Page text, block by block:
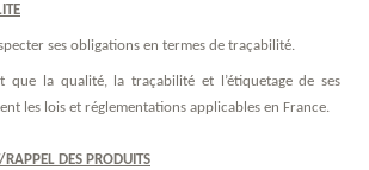
ses obligations en termes de traçabilité.
que la qualité, la traçabilité et l’étiquetage de ses
les lois et réglementations applicables en France.
DES PRODUITS